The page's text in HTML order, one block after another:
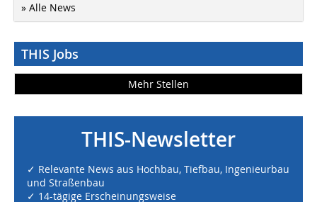
» Alle News
THIS Jobs
Mehr Stellen
THIS-Newsletter
✓ Relevante News aus Hochbau, Tiefbau, Ingenieurbau
und Straßenbau
✓ 14-tägige Erscheinungsweise